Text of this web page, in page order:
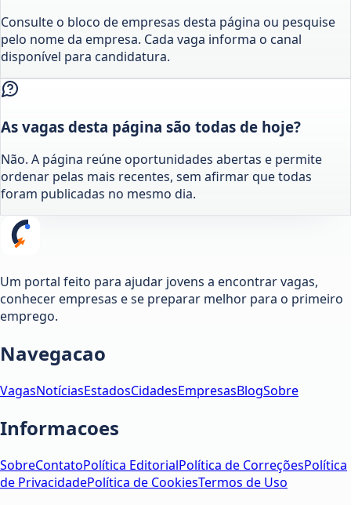
Consulte o bloco de empresas desta página ou pesquise
pelo nome da empresa. Cada vaga informa o canal
disponível para candidatura.
As vagas desta página são todas de hoje?
Não. A página reúne oportunidades abertas e permite
ordenar pelas mais recentes, sem afirmar que todas
foram publicadas no mesmo dia.
Um portal feito para ajudar jovens a encontrar vagas,
conhecer empresas e se preparar melhor para o primeiro
emprego.
Navegacao
VagasNotíciasEstadosCidadesEmpresasBlogSobre
Informacoes
SobreContatoPolítica EditorialPolítica de CorreçõesPolítica
de PrivacidadePolítica de CookiesTermos de Uso